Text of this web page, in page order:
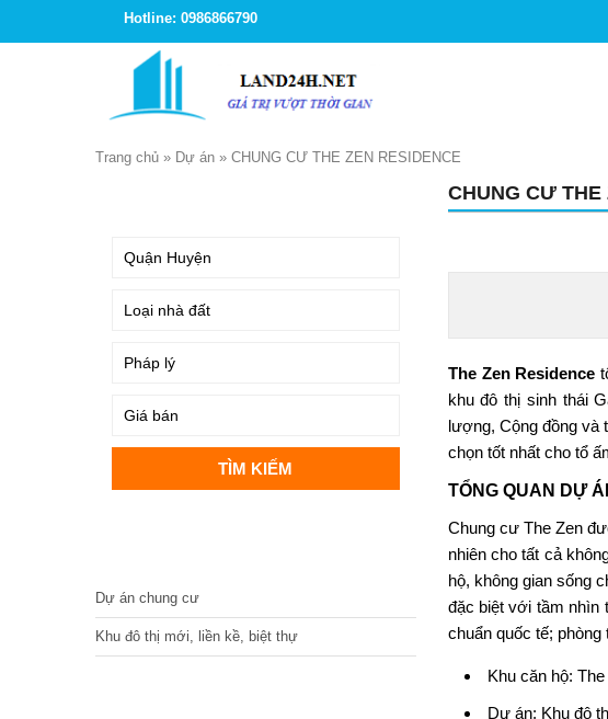
Hotline: 0986866790
Trang chủ » Dự án » CHUNG CƯ THE ZEN RESIDENCE
CHUNG CƯ THE
The Zen Residence
khu đô thị sinh thái
lượng, Cộng đồng và
chọn tốt nhất cho tổ
TỔNG QUAN DỰ
Chung cư The Zen
nhiên cho tất cả
hộ, không gian sống
đặc biệt với tầm nhìn
chuẩn quốc tế;
Khu căn hộ:
Dự án: Khu đô
Dự án chung cư
Khu đô thị mới, liền kề, biệt thự